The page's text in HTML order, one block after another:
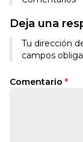
Deja una
Tu dirección
campos
Comentario *